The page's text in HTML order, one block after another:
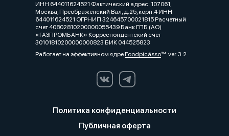
ИНН 644011624521 Фактический адрес: 107061,
Москва, Преображенский Вал, д.25, корп.4 ИНН
644011624521 ОГРНИП 324645700021815 Расчетный
счет 40802810200000055439 Банк ГПБ (АО)
«ГАЗПРОМБАНК» Корреспондентский счет
30101810200000000823 БИК 044525823
Работает на эффективном ядреFoodpicássover. 3.2
Политика конфиденциальности
Публичная оферта